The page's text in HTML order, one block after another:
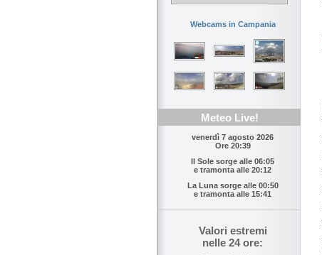
Webcams in Campania
Meteo Live!
venerdì 7 agosto 2026
Ore 20:39
Il Sole sorge alle 06:05
e tramonta alle 20:12
La Luna sorge alle 00:50
e tramonta alle 15:41
Valori estremi
nelle 24 ore: